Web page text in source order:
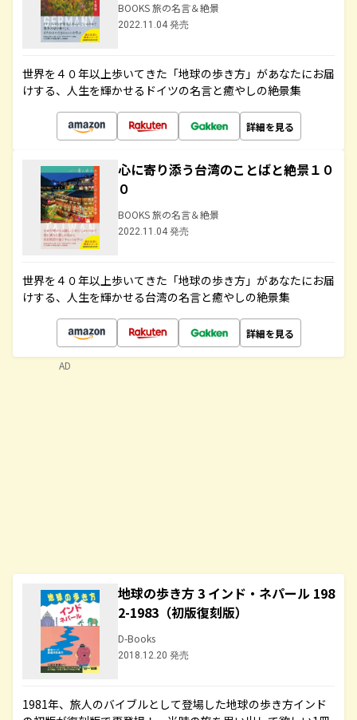
BOOKS 旅の名言＆絶景
2022.11.04 発売
世界を４０年以上歩いてきた「地球の歩き方」があなたにお届
けする、人生を輝かせるドイツの名言と癒やしの絶景集
詳細を見る
心に寄り添う台湾のことばと絶景１０
０
BOOKS 旅の名言＆絶景
2022.11.04 発売
世界を４０年以上歩いてきた「地球の歩き方」があなたにお届
けする、人生を輝かせる台湾の名言と癒やしの絶景集
詳細を見る
地球の歩き方 3 インド・ネパール 198
2-1983（初版復刻版）
D-Books
2018.12.20 発売
1981年、旅人のバイブルとして登場した地球の歩き方インド
AD